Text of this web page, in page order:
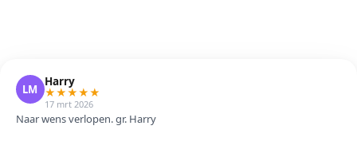
LM
Harry
★★★★★
17 mrt 2026
Naar wens verlopen. gr. Harry